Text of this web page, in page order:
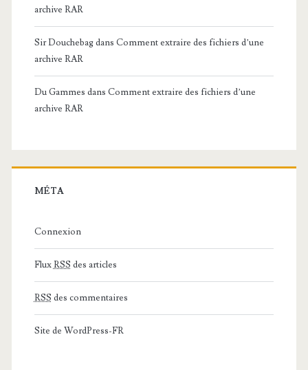
archive RAR
Sir Douchebagdans Comment extraire des fichiers d’une
archive RAR
Du Gammes dans Comment extraire des fichiers d’une
archive RAR
MÉTA
Connexion
FluxRSS des articles
RSS des commentaires
Site de WordPress-FR